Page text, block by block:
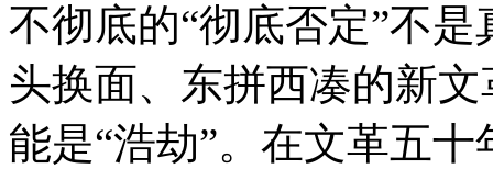
不彻底的“彻底否定”不
头换面、东拼西凑的新
能是“浩劫”。在文革五